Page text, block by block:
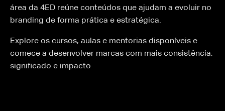
área da 4ED reúne conteúdos que ajudam a evoluir no
branding de forma prática e estratégica.
Explore os cursos, aulas e mentorias disponíveis e
comece a desenvolver marcas com mais consistência,
significado e impacto